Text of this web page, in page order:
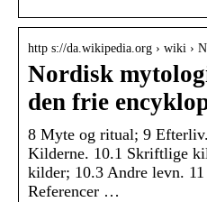
http s://da.wikipedia.org › wiki ›
Nordisk
den frie
8 Myte og ritual; 9
Kilderne. 10.1 Skriftlige
kilder; 10.3 Andre levn. 11
Referencer …